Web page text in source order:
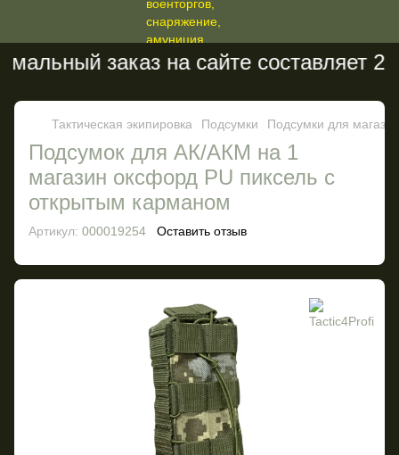
заказ на сайте составляет 200
Тактическая экипировка Подсумки Подсумки для
Подсумок для АК/АКМ на 1
магазин оксфорд PU пиксель с
открытым карманом
Артикул: 000019254 Оставить отзыв